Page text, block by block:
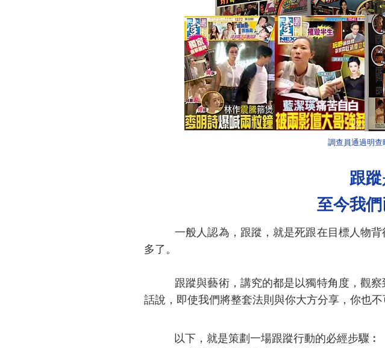
調查員通過明查
跟
至今我
一般人認為，跟蹤，就是死跟在目標人物背
多了。
跟蹤與藝術，講究的都是以獨特角度，觀察
話說，即使我們將整套法則與你大方分享，你也不
以下，就是策劃一場跟蹤行動的必經步驟︰